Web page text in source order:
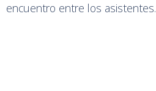
encuentro entre los asistentes.